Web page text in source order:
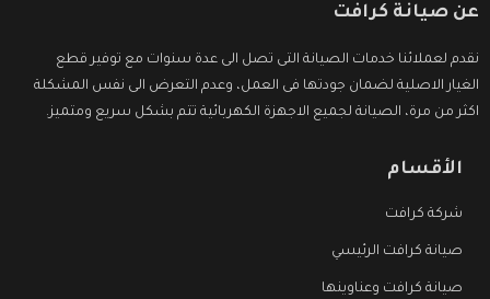
عن صيانة كرافت
نقدم لعملائنا خدمات الصيانة التى تصل الى عدة سنوات مع توفير قطع
الغيار الاصلية لضمان جودتها فى العمل، وعدم التعرض الى نفس المشكلة
اكثر من مرة، الصيانة لجميع الاجهزة الكهربائية تتم بشكل سريع ومتميز.
الأقسام
شركة كرافت
صيانة كرافت الرئيسي
صيانة كرافت وعناوينها